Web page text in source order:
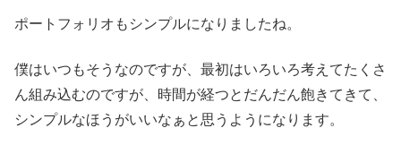
ポートフォリオもシンプルになりましたね。
僕はいつもそうなのですが、最初はいろいろ考えてたくさ
ん組み込むのですが、時間が経つとだんだん飽きてきて、
シンプルなほうがいいなぁと思うようになります。